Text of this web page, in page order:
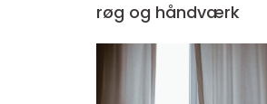
røg og håndværk